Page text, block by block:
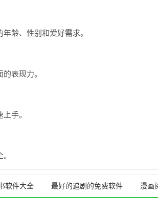
龄、性别和爱好需求。
表现力。
手。
软件大全 最好的追剧的免费软件 漫画